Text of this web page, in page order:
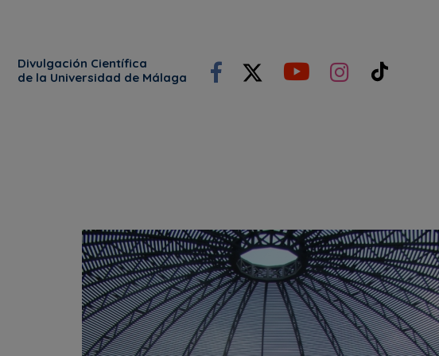
Divulgación Científica
de la Universidad de Málaga